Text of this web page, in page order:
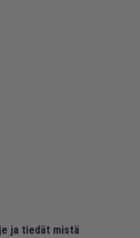
ja tiedät mistä